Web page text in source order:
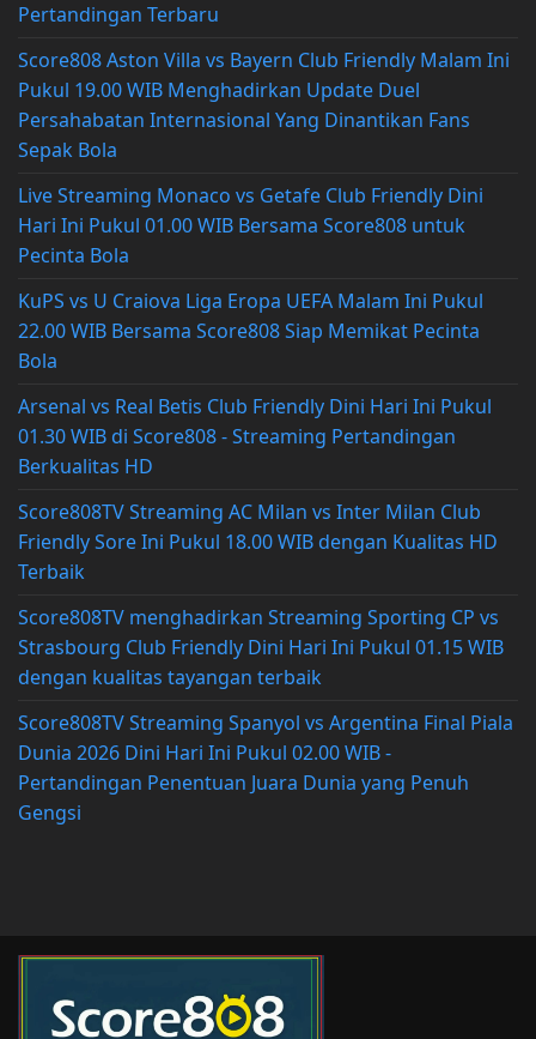
Pertandingan Terbaru
Score808 Aston Villa vs Bayern Club Friendly Malam Ini
Pukul 19.00 WIB Menghadirkan Update Duel
Persahabatan Internasional Yang Dinantikan Fans
Sepak Bola
Live Streaming Monaco vs Getafe Club Friendly Dini
Hari Ini Pukul 01.00 WIB Bersama Score808 untuk
Pecinta Bola
KuPS vs U Craiova Liga Eropa UEFA Malam Ini Pukul
22.00 WIB Bersama Score808 Siap Memikat Pecinta
Bola
Arsenal vs Real Betis Club Friendly Dini Hari Ini Pukul
01.30 WIB di Score808 - Streaming Pertandingan
Berkualitas HD
Score808TV Streaming AC Milan vs Inter Milan Club
Friendly Sore Ini Pukul 18.00 WIB dengan Kualitas HD
Terbaik
Score808TV menghadirkan Streaming Sporting CP vs
Strasbourg Club Friendly Dini Hari Ini Pukul 01.15 WIB
dengan kualitas tayangan terbaik
Score808TV Streaming Spanyol vs Argentina Final Piala
Dunia 2026 Dini Hari Ini Pukul 02.00 WIB -
Pertandingan Penentuan Juara Dunia yang Penuh
Gengsi